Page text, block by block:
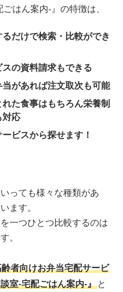
ごはん案内‐』の特徴は、
だけで検索・比較ができ
の資料請求もできる
があれば注文取次も可能
た食事はもちろん栄養制
対応
ビスから探せます！
っても様々な種類があ
ます。
一つひとつ比較するのは
。
者向けお弁当宅配サービ
室‐宅配ごはん案内‐』 と